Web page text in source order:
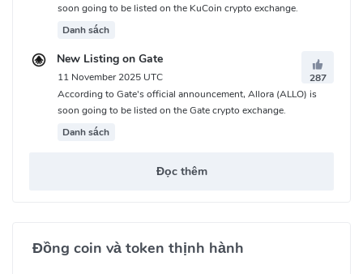
soon going to be listed on the KuCoin crypto exchange.
Danh sách
New Listing on Gate
11 November 2025 UTC
287
According to Gate's official announcement, Allora (ALLO) is
soon going to be listed on the Gate crypto exchange.
Danh sách
Đọc thêm
Đồng coin và token thịnh hành